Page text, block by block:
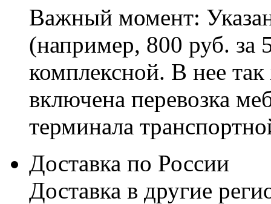
Важный момент:
(например, 800 руб. за
комплексной. В нее
включена перевозка
терминала
Доставка по России
Доставка в другие